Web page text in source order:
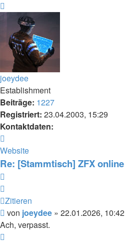
oben
joeydee
Establishment
Beiträge: 1227
Registriert: 23.04.2003, 15:29
Kontaktdaten:
von
joeydee
Website
Re: [Stammtisch] ZFX online
Zitieren
Beitrag
von joeydee » 22.01.2026, 10:42
Ach, verpasst.